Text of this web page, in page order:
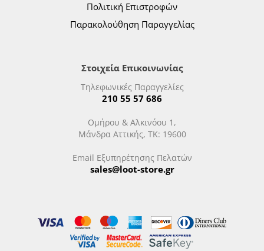
Πολιτική Επιστροφών
Παρακολούθηση Παραγγελίας
Στοιχεία Επικοινωνίας
Τηλεφωνικές Παραγγελίες
210 55 57 686
Ομήρου & Αλκινόου 1,
Μάνδρα Αττικής, ΤΚ: 19600
Email Εξυπηρέτησης Πελατών
sales@loot-store.gr